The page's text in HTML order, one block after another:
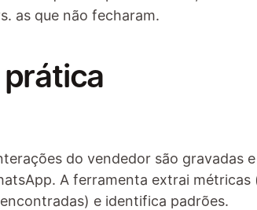
as que não fecharam.
do vendedor são gravadas
A ferramenta extrai
e identifica padrões.